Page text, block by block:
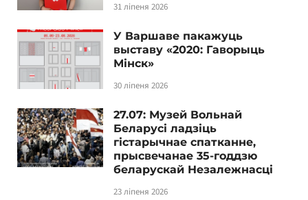
31 ліпеня 2026
У Варшаве пакажуць
выставу «2020: Гаворыць
Мінск»
30 ліпеня 2026
27.07: Музей Вольнай
Беларусі ладзіць
гістарычнае спатканне,
прысвечанае 35-годдзю
беларускай Незалежнасці
23 ліпеня 2026